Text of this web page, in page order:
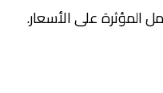
المؤثرة على الأسعار.